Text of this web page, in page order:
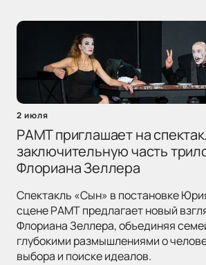
2 июля
РАМТ приглашает на
заключительную часть
Флориана Зеллера
Спектакль «Сын» в постановке
сцене РАМТ предлагает новый
Флориана Зеллера, объединяя
глубокими размышлениями о
выбора и поиске идеалов.